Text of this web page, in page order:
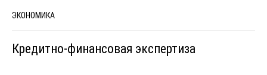
ЭКОНОМИКА
Кредитно-финансовая экспертиза